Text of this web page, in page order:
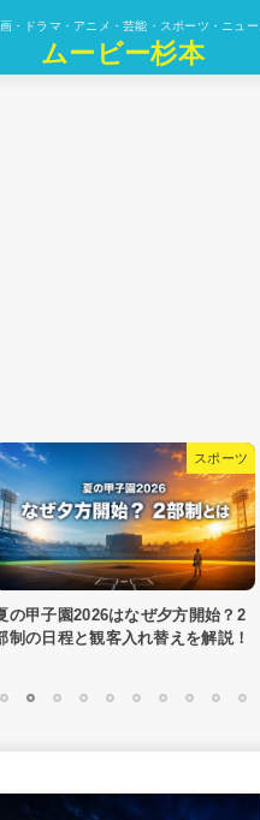
・ドラマ・アニメ・芸能・スポーツ・ニュ
ムービー杉本
スポーツ
谷翔平の先頭打者ホームランは通
何本？イチロー記録まであと2